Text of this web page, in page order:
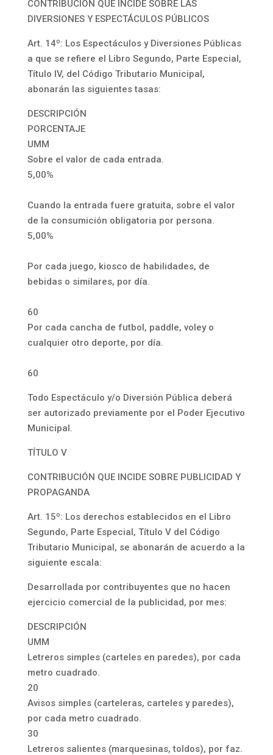
CONTRIBUCIÓN QUE INCIDE SOBRE LAS
DIVERSIONES Y ESPECTÁCULOS PÚBLICOS
Art. 14º: Los Espectáculos y Diversiones Públicas
a que se refiere el Libro Segundo, Parte Especial,
Título IV, del Código Tributario Municipal,
abonarán las siguientes tasas:
DESCRIPCIÓN
PORCENTAJE
UMM
Sobre el valor de cada entrada.
5,00%
Cuando la entrada fuere gratuita, sobre el valor
de la consumición obligatoria por persona.
5,00%
Por cada juego, kiosco de habilidades, de
bebidas o similares, por día.
60
Por cada cancha de futbol, paddle, voley o
cualquier otro deporte, por día.
60
Todo Espectáculo y/o Diversión Pública deberá
ser autorizado previamente por el Poder Ejecutivo
Municipal.
TÍTULO V
CONTRIBUCIÓN QUE INCIDE SOBRE PUBLICIDAD Y
PROPAGANDA
Art. 15º: Los derechos establecidos en el Libro
Segundo, Parte Especial, Título V del Código
Tributario Municipal, se abonarán de acuerdo a la
siguiente escala:
Desarrollada por contribuyentes que no hacen
ejercicio comercial de la publicidad, por mes:
DESCRIPCIÓN
UMM
Letreros simples (carteles en paredes), por cada
metro cuadrado.
20
Avisos simples (carteleras, carteles y paredes),
por cada metro cuadrado.
30
Letreros salientes (marquesinas, toldos), por faz.